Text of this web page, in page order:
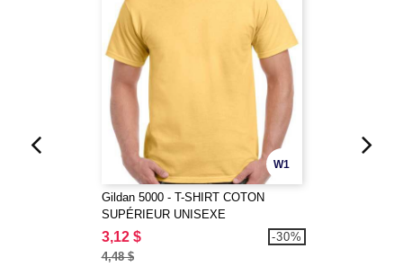
W1
Gildan 5000 - T-SHIRT COTON
SUPÉRIEUR UNISEXE
3,12 $
4,48 $
-30%